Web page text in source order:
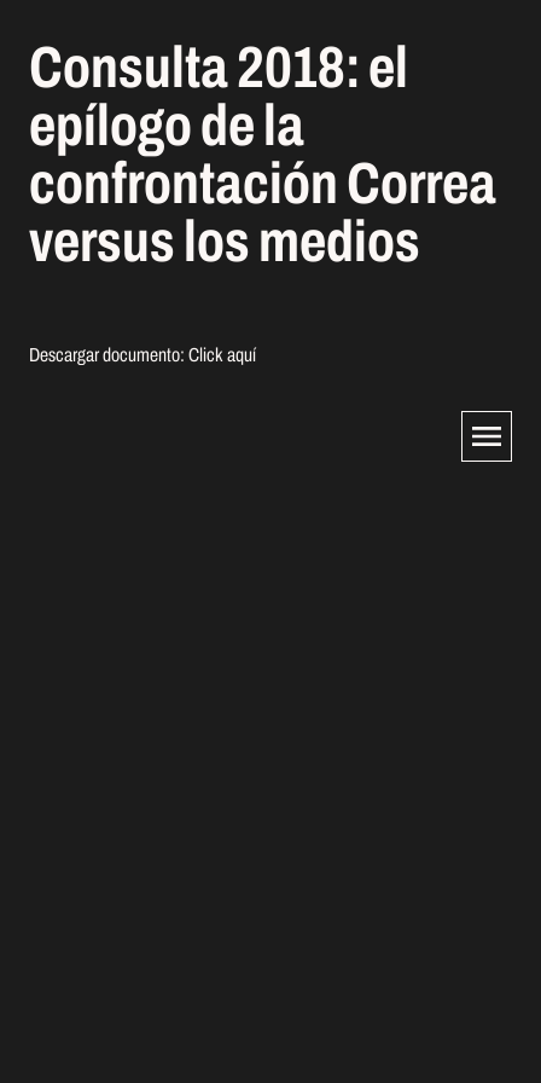
Consulta 2018: el
epílogo de la
confrontación Correa
versus los medios
Descargar documento: Click aquí